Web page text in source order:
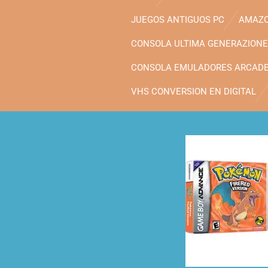
JUEGOS ANTIGUOS PC
CONSOLA ULTIMA GENERAZIONE
CONSOLA EMULADORES ARCADE
VHS CONVERSION EN DIGITAL